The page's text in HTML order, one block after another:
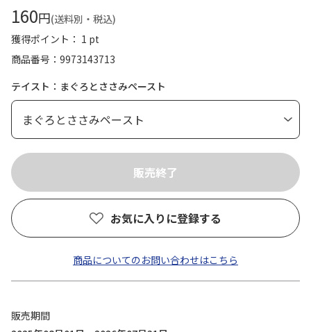
160円(送料別・税込)
獲得ポイント： 1 pt
商品番号
9973143713
テイスト：まぐろとささみペースト
お気に入りに登録する
商品についてのお問い合わせはこちら
販売期間